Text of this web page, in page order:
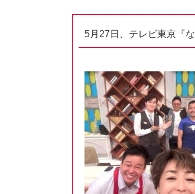
5月27日、テレビ東京『